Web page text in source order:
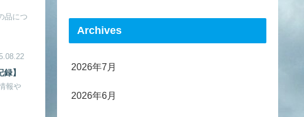
品につ
】
報や
Archives
2026年7月
2026年6月